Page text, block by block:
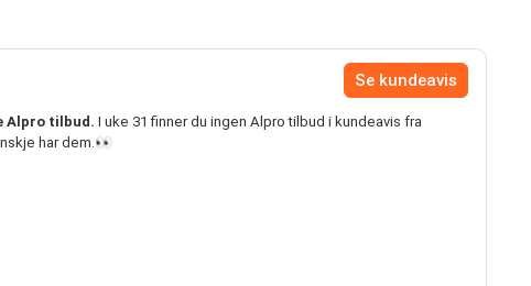
Se kundeavis
Alpro tilbud. I uke 31 finner du ingen Alpro tilbud i kundeavis fra
har dem.👀